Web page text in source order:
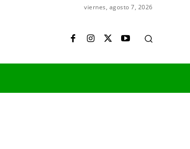
viernes, agosto 7, 2026